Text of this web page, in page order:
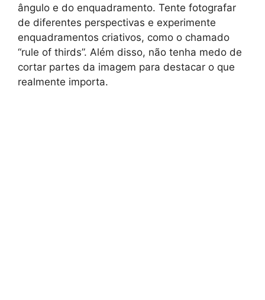
ângulo e do enquadramento. Tente fotografar
de diferentes perspectivas e experimente
enquadramentos criativos, como o chamado
“rule of thirds”. Além disso, não tenha medo de
cortar partes da imagem para destacar o que
realmente importa.